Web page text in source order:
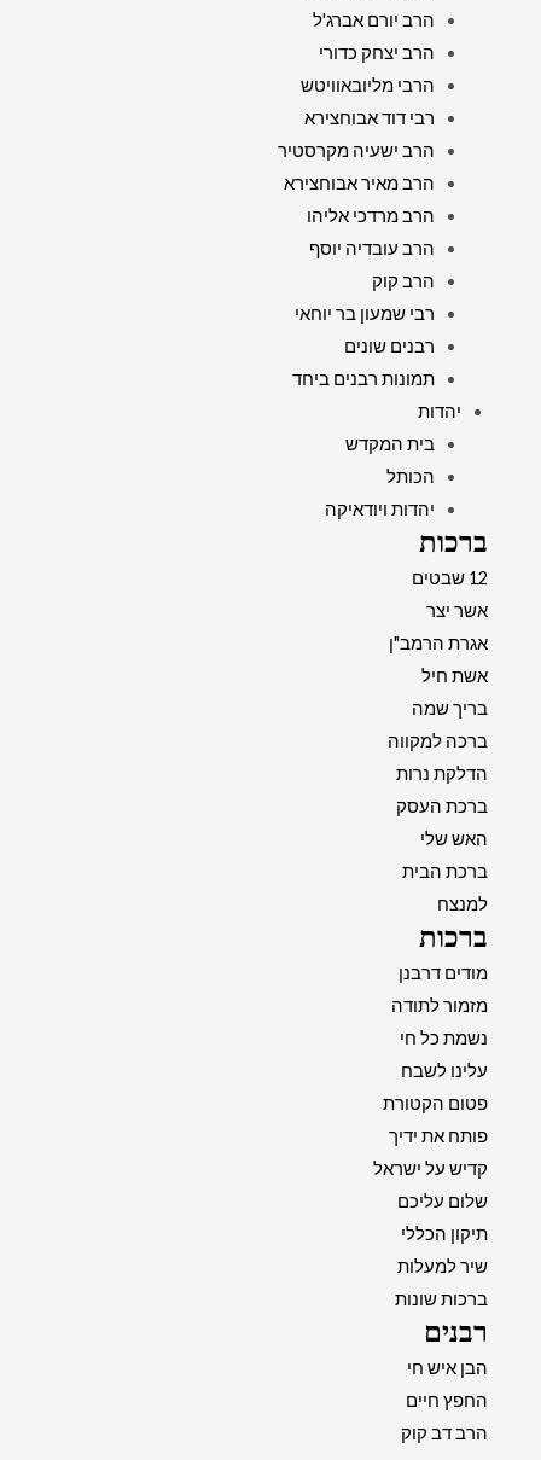
הרב יורם אברג'ל
הרב יצחק כדורי
הרבי מליובאוויטש
רבי דוד אבוחצירא
הרב ישעיה מקרסטיר
הרב מאיר אבוחצירא
הרב מרדכי אליהו
הרב עובדיה יוסף
הרב קוק
רבי שמעון בר יוחאי
רבנים שונים
תמונות רבנים ביחד
יהדות
בית המקדש
הכותל
יהדות ויודאיקה
ברכות
12 שבטים
אשר יצר
אגרת הרמב"ן
אשת חיל
בריך שמה
ברכה למקווה
הדלקת נרות
ברכת העסק
האש שלי
ברכת הבית
למנצח
ברכות
מודים דרבנן
מזמור לתודה
נשמת כל חי
עלינו לשבח
פטום הקטורת
פותח את ידיך
קדיש על ישראל
שלום עליכם
תיקון הכללי
שיר למעלות
ברכות שונות
רבנים
הבן איש חי
החפץ חיים
הרב דב קוק